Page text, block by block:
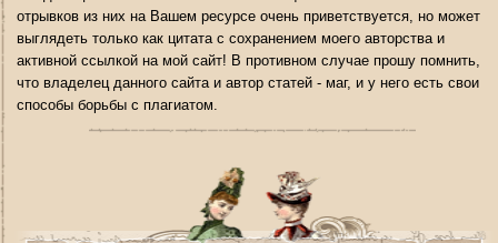
отрывков из них на Вашем ресурсе очень приветствуется, но может
выглядеть только как цитата с сохранением моего авторства и
активной ссылкой на мой сайт! В противном случае прошу помнить,
что владелец данного сайта и автор статей - маг, и у него есть свои
способы борьбы с плагиатом.